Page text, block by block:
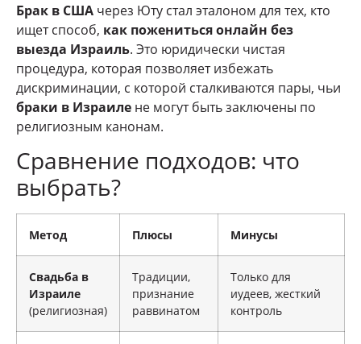
Брак в США через Юту стал эталоном для тех, кто
ищет способ, как пожениться онлайн без
выезда Израиль. Это юридически чистая
процедура, которая позволяет избежать
дискриминации, с которой сталкиваются пары, чьи
браки в Израиле не могут быть заключены по
религиозным канонам.
Сравнение подходов: что
выбрать?
Метод Плюсы Минусы
Свадьба в
Израиле
(религиозная)
Традиции,
признание
раввинатом
Только для
иудеев, жесткий
контроль